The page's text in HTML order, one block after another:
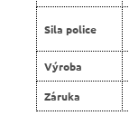
Sila police
Výroba
Záruka